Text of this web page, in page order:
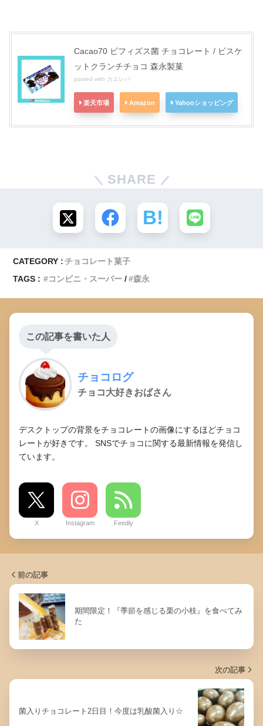
Cacao70 ビフィズス菌 チョコレート / ビスケ
ットクランチチョコ 森永製菓
posted with カエレバ
楽天市場 Amazon Yahooショッピング
SHARE
CATEGORY : チョコレート菓子
TAGS :
コンビニ・スーパー 森永
この記事を書いた人
チョコログ
チョコ大好きおばさん
デスクトップの背景をチョコレートの画像にするほどチョコ
レートが好きです。 SNSでチョコに関する最新情報を発信し
ています。
X Instagram Feedly
前の記事
期間限定！『季節を感じる栗の小枝』を食べてみ
た
次の記事
菌入りチョコレート2日目！今度は乳酸菌入り☆